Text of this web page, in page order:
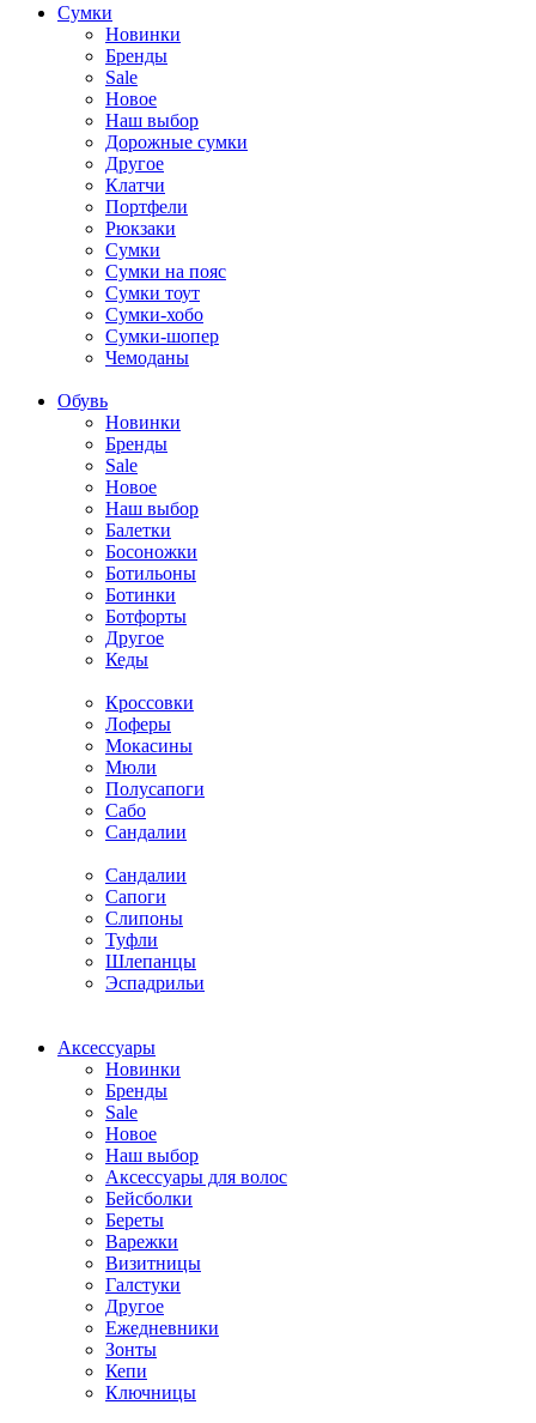
Cумки
Новинки
Бренды
Sale
Новое
Наш выбор
Дорожные сумки
Другое
Клатчи
Портфели
Рюкзаки
Сумки
Сумки на пояс
Сумки тоут
Сумки-хобо
Сумки-шопер
Чемоданы
Обувь
Новинки
Бренды
Sale
Новое
Наш выбор
Балетки
Босоножки
Ботильоны
Ботинки
Ботфорты
Другое
Кеды
Кроссовки
Лоферы
Мокасины
Мюли
Полусапоги
Сабо
Сандалии
Сандалии
Сапоги
Слипоны
Туфли
Шлепанцы
Эспадрильи
Аксессуары
Новинки
Бренды
Sale
Новое
Наш выбор
Аксессуары для волос
Бейсболки
Береты
Варежки
Визитницы
Галстуки
Другое
Ежедневники
Зонты
Кепи
Ключницы